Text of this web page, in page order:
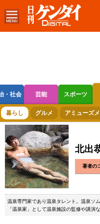
・社会 芸能 スポーツ
ボートレース 競輪 オート
暮らし グルメ アミューズ
北出
著者の
温泉専門家であり温泉タレント。温泉ソ
「温泉家」として温泉施設の監修や講演